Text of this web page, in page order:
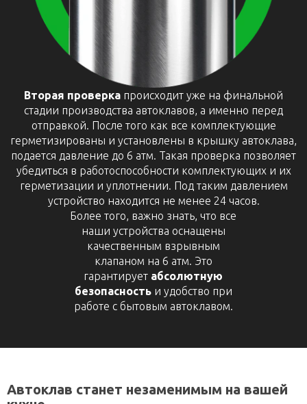
Вторая проверка происходит уже на финальной
стадии производства автоклавов, а именно перед
отправкой. После того как все комплектующие
герметизированы и установлены в крышку автоклава,
подается давление до 6 атм. Такая проверка позволяет
убедиться в работоспособности комплектующих и их
герметизации и уплотнении. Под таким давлением
устройство находится не менее 24 часов.
Более того, важно знать, что все
наши устройства оснащены
качественным взрывным
клапаном на 6 атм. Это
гарантирует абсолютную
безопасностьи удобство при
работе с бытовым автоклавом.
Автоклав станет незаменимым на вашей